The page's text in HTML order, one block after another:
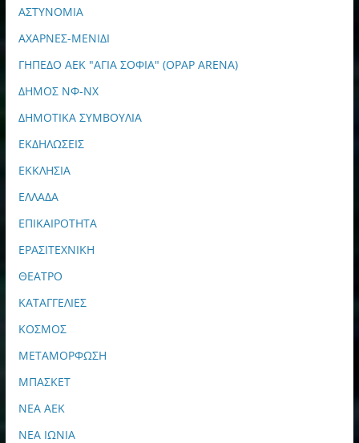
ΑΣΤΥΝΟΜΙΑ
ΑΧΑΡΝΕΣ-ΜΕΝΙΔΙ
ΓΗΠΕΔΟ ΑΕΚ "ΑΓΙΑ ΣΟΦΙΑ" (OPAP ARENA)
ΔΗΜΟΣ ΝΦ-ΝΧ
ΔΗΜΟΤΙΚΑ ΣΥΜΒΟΥΛΙΑ
ΕΚΔΗΛΩΣΕΙΣ
ΕΚΚΛΗΣΙΑ
ΕΛΛΑΔΑ
ΕΠΙΚΑΙΡΟΤΗΤΑ
ΕΡΑΣΙΤΕΧΝΙΚΗ
ΘΕΑΤΡΟ
ΚΑΤΑΓΓΕΛΙΕΣ
ΚΟΣΜΟΣ
ΜΕΤΑΜΟΡΦΩΣΗ
ΜΠΑΣΚΕΤ
ΝΕΑ ΑΕΚ
ΝΕΑ ΙΩΝΙΑ